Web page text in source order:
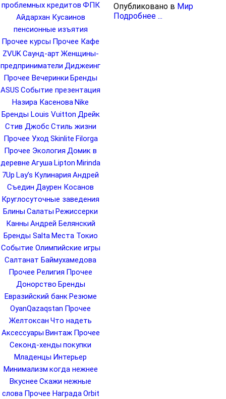
проблемных кредитов ФПК
Айдархан Кусаинов
пенсионные изъятия
Прочее курсы Прочее Кафе
ZVUKСаунд-арт Женщины-
предприниматели Диджеинг
Прочее Вечеринки Бренды
ASUS Событие презентация
Назира Касенова Nike
Бренды Louis Vuitton Дрейк
Стив Джобс Стиль жизни
Прочее Уход Skinlite Filorga
Прочее Экология Домик в
деревне Агуша Lipton Mirinda
7Up Lay’s Кулинария Андрей
Съедин Даурен Косанов
Круглосуточные заведения
Блины Салаты Режиссерки
Канны Андрей Белянский
Бренды Salta Места Токио
Событие Олимпийские игры
Салтанат Баймухамедова
Прочее Религия Прочее
Донорство Бренды
Евразийский банк Резюме
OyanQazaqstan Прочее
Желтоксан Что надеть
Аксессуары Винтаж Прочее
Секонд-хенды покупки
Младенцы Интерьер
Минимализм когда нежнее
Вкуснее Скажи нежные
слова Прочее НаградаOrbit
Опубликовано в Мир
Подробнее ...